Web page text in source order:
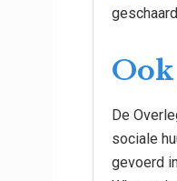
De
sociale
gevoerd